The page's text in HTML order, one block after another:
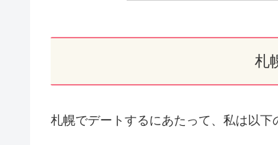
札
札幌でデートするにあたって、私は以下